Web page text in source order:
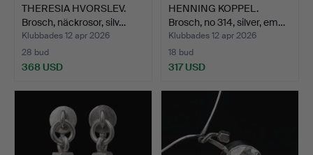
THERESIA HVORSLEV.
Brosch, näckrosor, silv…
Klubbades 12 apr 2026
28 bud
368 USD
HENNING KOPPEL.
Brosch, no 314, silver, em…
Klubbades 12 apr 2026
18 bud
317 USD